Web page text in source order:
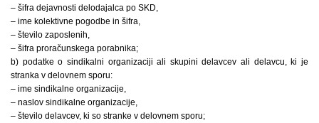
– šifra dejavnosti delodajalca po SKD,
– ime kolektivne pogodbe in šifra,
– število zaposlenih,
– šifra proračunskega porabnika;
b) podatke o sindikalni organizaciji ali skupini delavcev ali delavcu, ki je
stranka v delovnem sporu:
– ime sindikalne organizacije,
– naslov sindikalne organizacije,
– število delavcev, ki so stranke v delovnem sporu;